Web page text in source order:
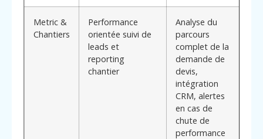
Metric &
Chantiers
Performance
orientée suivi de
leads et
reporting
chantier
Analyse du
parcours
complet de la
demande de
devis,
intégration
CRM, alertes
en cas de
chute de
performance